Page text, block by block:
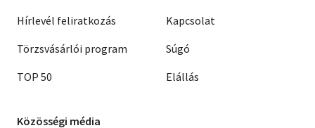
Hírlevél feliratkozás
Törzsvásárlói program
TOP 50
Kapcsolat
Súgó
Elállás
Közösségi média